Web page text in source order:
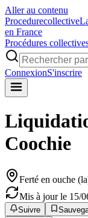
Aller au contenu
Procedurecollective
en France
Procédures
ConnexionS'inscrire
Coochie
Ferté en ouche
Mis à jour le 15/
Suivre